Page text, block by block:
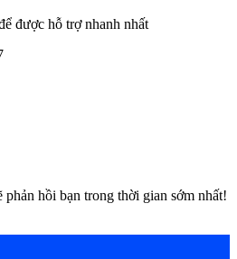
được hỗ trợ nhanh nhất
hồi bạn trong thời gian sớm nhất!